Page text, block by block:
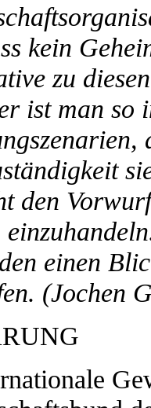
kein
zu
ist man so
den
einen
(Jochen